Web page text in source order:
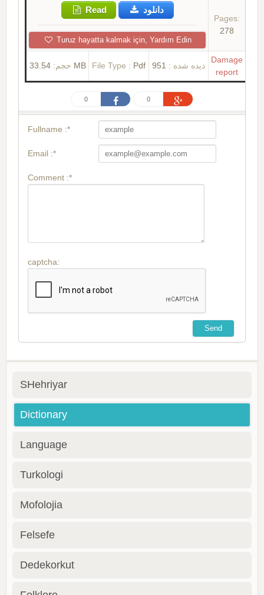
Read دانلود
Turuz hayatta kalmak için, Yardım Edin
Pages:
278
حجم: 33.54 MB File Type : Pdf دیده شده : 951
Damage
report
0 0
Fullname :*
Email :*
Comment :*
captcha:
SHehriyar
Dictionary
Language
Turkologi
Mofolojia
Felsefe
Dedekorkut